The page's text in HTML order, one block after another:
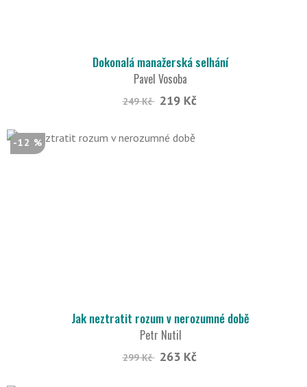
Dokonalá manažerská selhání
Pavel Vosoba
249 Kč 219 Kč
-12 %
Jak neztratit rozum v nerozumné době
Petr Nutil
299 Kč 263 Kč